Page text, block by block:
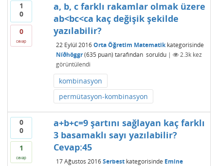
1
0
0
cevap
a, b, c farklı rakamlar olmak üzere
ab<bc<ca kaç değişik şekilde
yazılabilir?
22 Eylül 2016 Orta Öğretim Matematikkategorisinde
Níðhöggr (635 puan) tarafından soruldu | 2.3kkez
görüntülendi
kombinasyon
permütasyon-kombinasyon
0
0
1
cevap
a+b+c=9 şartını sağlayan kaç farklı
3 basamaklı sayı yazılabilir?
Cevap:45
17 Ağustos 2016 Serbestkategorisinde Emine